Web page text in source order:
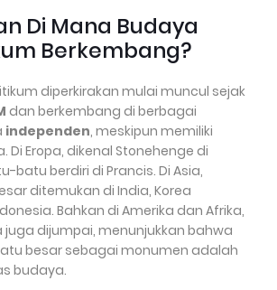
Di Mana Budaya
Berkembang?
diperkirakan mulai muncul sejak
dan berkembang di berbagai
independen, meskipun memiliki
Di Eropa, dikenal Stonehenge di
batu berdiri di Prancis. Di Asia,
ditemukan di India, Korea
Bahkan di Amerika dan Afrika,
dijumpai, menunjukkan bahwa
besar sebagai monumen adalah
budaya.